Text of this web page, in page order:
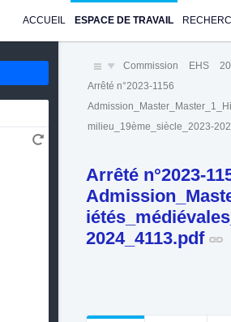
ACCUEIL ESPACE DE TRAVAIL
Commission EHS
Arrêté n°2023-1156
milieu_19ème_siècle_2023-
Arrêté n°2023-
2024_4113.pdf